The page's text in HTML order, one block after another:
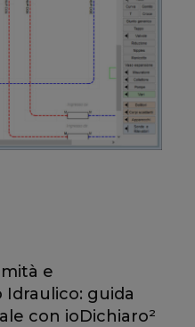
e
guida
con ioDichiaro²